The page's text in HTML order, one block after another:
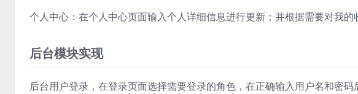
个人中心：在个人中心页面输入个人详细信息进行更新；并根据需要对我的
后台模块实现
后台用户登录，在登录页面选择需要登录的角色，在正确输入用户名和密码